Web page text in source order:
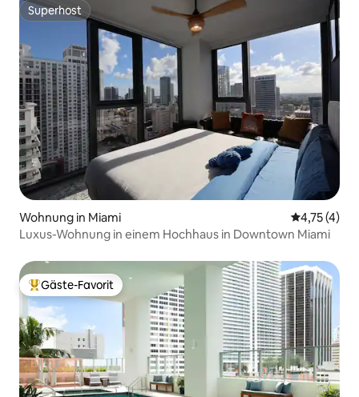
Superhost
Superhost
Wohnung in Miami
4,75 (4)
Luxus-Wohnung in einem Hochhaus in Downtown Miami
Beliebter Gäste-Favorit.
Gäste-Favorit